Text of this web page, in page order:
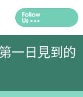
一日見到的